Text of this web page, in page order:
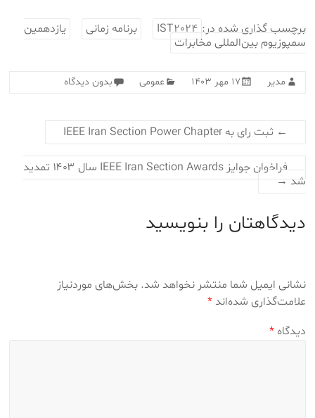
برچسب گذاری شده در: IST2024 برنامه زمانی
یازدهمین
سمپوزیوم بین‌المللی مخابرات
مدیر ۱۷ مهر ۱۴۰۳ عمومی بدون دیدگاه
← ثبت رای به IEEE Iran Section Power Chapter
فراخوان جوایز IEEE Iran Section Awards سال ۱۴۰۳ تمدید
شد →
دیدگاهتان را بنویسید
نشانی ایمیل شما منتشر نخواهد شد. بخش‌های موردنیاز
علامت‌گذاری شده‌اند*
دیدگاه*